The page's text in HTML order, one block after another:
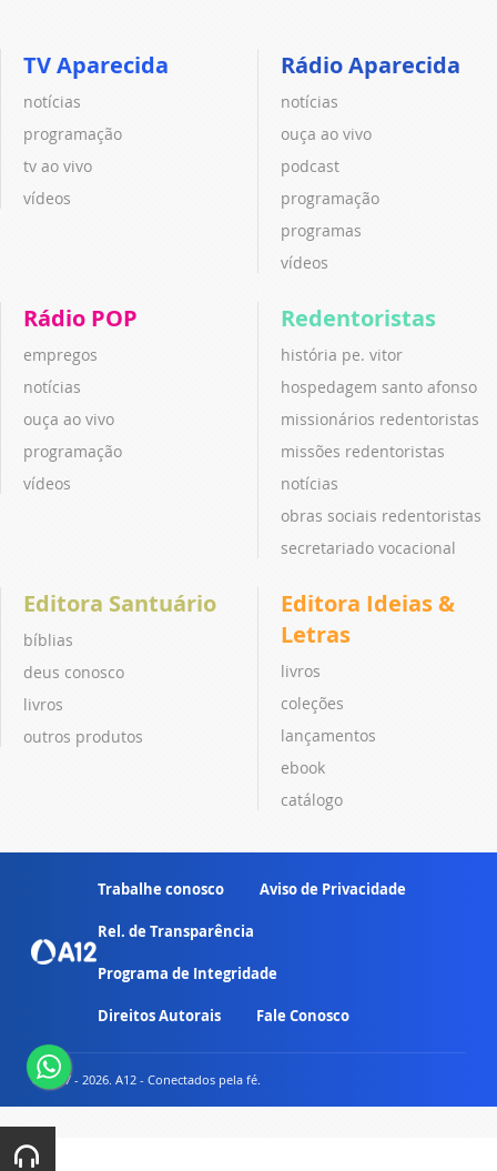
TV Aparecida
notícias
programação
tv ao vivo
vídeos
Rádio Aparecida
notícias
ouça ao vivo
podcast
programação
programas
vídeos
Rádio POP
empregos
notícias
ouça ao vivo
programação
vídeos
Redentoristas
história pe. vitor
hospedagem santo afonso
missionários redentoristas
missões redentoristas
notícias
obras sociais redentoristas
secretariado vocacional
Editora Santuário
bíblias
deus conosco
livros
outros produtos
Editora Ideias &
Letras
livros
coleções
lançamentos
ebook
catálogo
Trabalhe conosco Aviso de Privacidade
Rel. de Transparência
Programa de Integridade
Direitos Autorais Fale Conosco
© 2007 - 2026. A12 - Conectados pela fé.